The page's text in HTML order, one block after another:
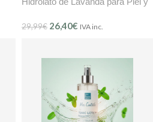
29,99€ 26,40€ IVA inc.